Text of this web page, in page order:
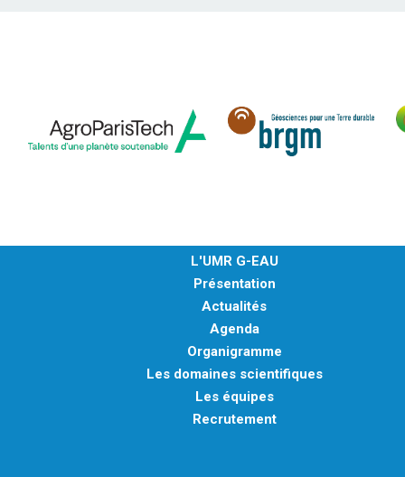
L'UMR G-EAU
Présentation
Actualités
Agenda
Organigramme
Les domaines scientifiques
Les équipes
Recrutement